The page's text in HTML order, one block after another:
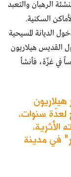
الرهبان والتعبد
السكنية.
الديانة المسيحية
القديس هيلاريون
في غزّة، فأنشأ
هيلاريون
سنوات،
الأثرية،
في مدينة